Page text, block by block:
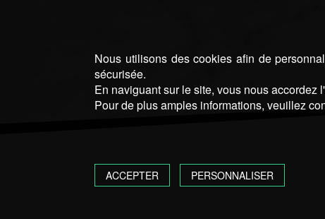
Nous utilisons des cookies afin de
sécurisée.
En naviguant sur le site, vous nous
Pour de plus amples informations, veuillez
ACCEPTER PERSONNALISER